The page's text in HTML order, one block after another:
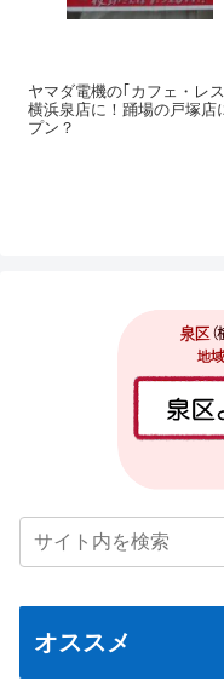
ヤマダ電機の｢カフェ・レ
横浜泉店に！踊場の戸塚店
プン？
オススメ